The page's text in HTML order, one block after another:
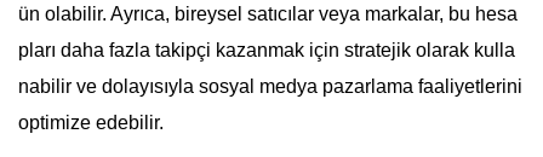
ün olabilir. Ayrıca, bireysel satıcılar veya markalar, bu hesa
pları daha fazla takipçi kazanmak için stratejik olarak kulla
nabilir ve dolayısıyla sosyal medya pazarlama faaliyetlerini
optimize edebilir.